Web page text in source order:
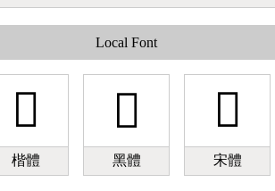
Local Font
𣄿
楷體
𣄿
黑體
𣄿
宋體